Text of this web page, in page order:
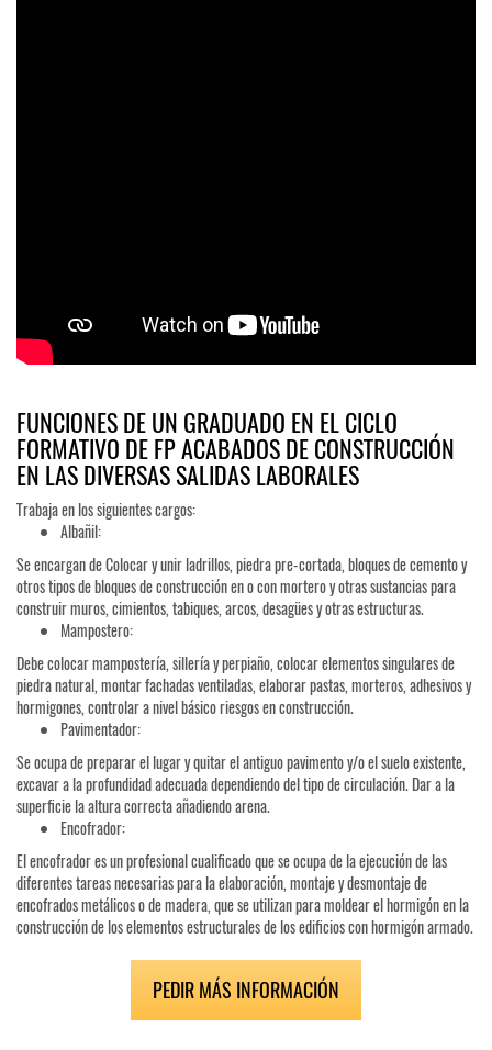
FUNCIONES DE UN GRADUADO EN EL CICLO
FORMATIVO DE FP ACABADOS DE CONSTRUCCIÓN
EN LAS DIVERSAS SALIDAS LABORALES
Trabaja en los siguientes cargos:
Albañil:
Se encargan de Colocar y unir ladrillos, piedra pre-cortada, bloques de cemento y
otros tipos de bloques de construcción en o con mortero y otras sustancias para
construir muros, cimientos, tabiques, arcos, desagües y otras estructuras.
Mampostero:
Debe colocar mampostería, sillería y perpiaño, colocar elementos singulares de
piedra natural, montar fachadas ventiladas, elaborar pastas, morteros, adhesivos y
hormigones, controlar a nivel básico riesgos en construcción.
Pavimentador:
Se ocupa de preparar el lugar y quitar el antiguo pavimento y/o el suelo existente,
excavar a la profundidad adecuada dependiendo del tipo de circulación. Dar a la
superficie la altura correcta añadiendo arena.
Encofrador:
El encofrador es un profesional cualificado que se ocupa de la ejecución de las
diferentes tareas necesarias para la elaboración, montaje y desmontaje de
encofrados metálicos o de madera, que se utilizan para moldear el hormigón en la
construcción de los elementos estructurales de los edificios con hormigón armado.
PEDIR MÁS INFORMACIÓN